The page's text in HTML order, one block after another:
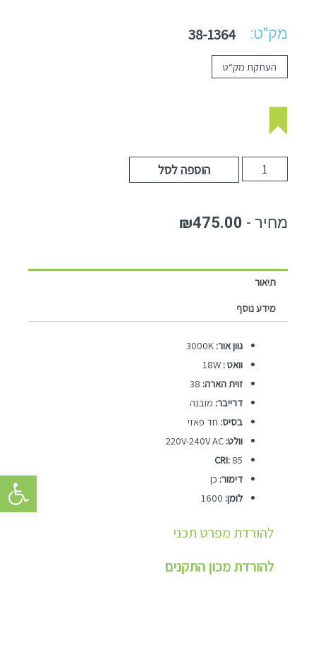
פתח
מק"ט: 38-1364
העתקת מק“ט
הוספה לסל
₪475.00
תיאור
מידע נוסף
גוון אור: 3000K
וואט : 18W
זוית הארה: 38
דרייבר: מובנה
בסיס: חד פאזי
וולט: 220V-240V AC
CRI: 85
דימור: כן
לומן: 1600
להורדת מפרט תכני
להורדת מכון התקנים